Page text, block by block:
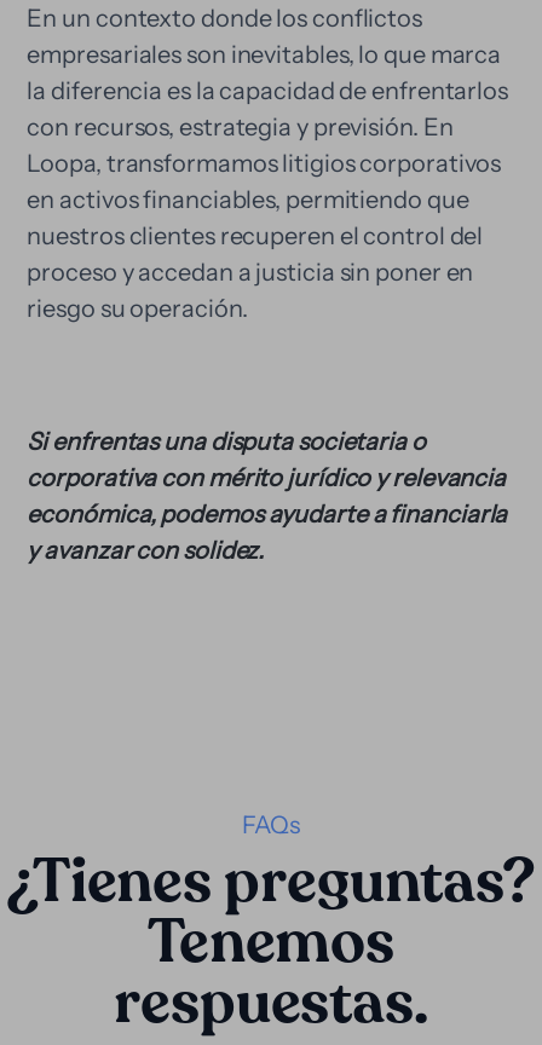
En un contexto donde los conflictos
empresariales son inevitables, lo que marca
la diferencia es la capacidad de enfrentarlos
con recursos, estrategia y previsión. En
Loopa, transformamos litigios corporativos
en activos financiables, permitiendo que
nuestros clientes recuperen el control del
proceso y accedan a justicia sin poner en
riesgo su operación.
Si enfrentas una disputa societaria o
corporativa con mérito jurídico y relevancia
económica, podemos ayudarte a financiarla
y avanzar con solidez.
FAQs
¿Tienes preguntas?
Tenemos
respuestas.